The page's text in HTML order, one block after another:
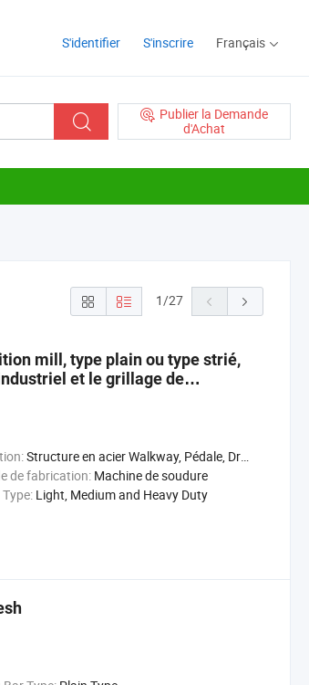
S'identifier S'inscrire Français
Publier la Demande
d'Achat
1/27
mill, type plain ou type strié,
et le grillage de
Structure en acier Walkway, Pédale, Drain de couverture
de fabrication: Machine de soudure
Light, Medium and Heavy Duty